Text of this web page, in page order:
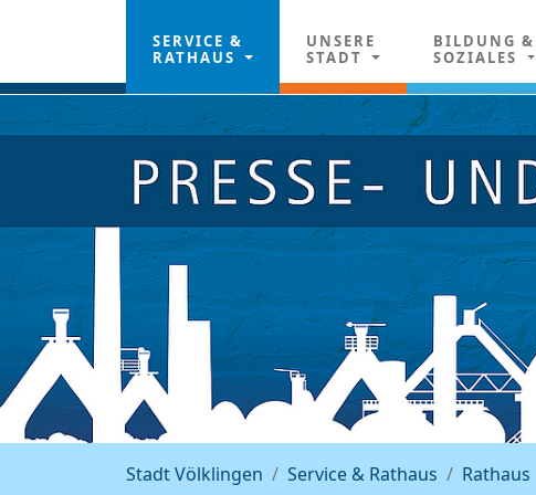
SERVICE &
RATHAUS
UNSERE
STADT
BILDUNG &
SOZIALES
Stadt Völklingen Service & Rathaus Rathaus